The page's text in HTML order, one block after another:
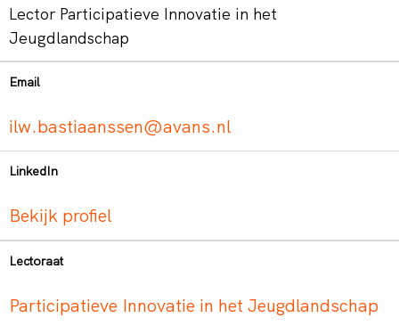
Lector Participatieve Innovatie in het
Jeugdlandschap
Email
ilw.bastiaanssen@avans.nl
LinkedIn
Bekijk profiel
Lectoraat
Participatieve Innovatie in het Jeugdlandschap